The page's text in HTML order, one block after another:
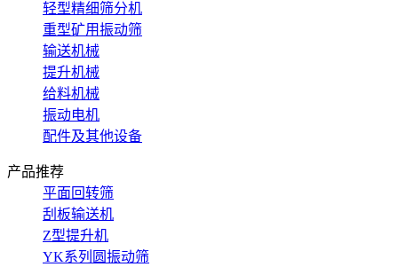
轻型精细筛分机
重型矿用振动筛
输送机械
提升机械
给料机械
振动电机
配件及其他设备
产品推荐
平面回转筛
刮板输送机
Z型提升机
YK系列圆振动筛